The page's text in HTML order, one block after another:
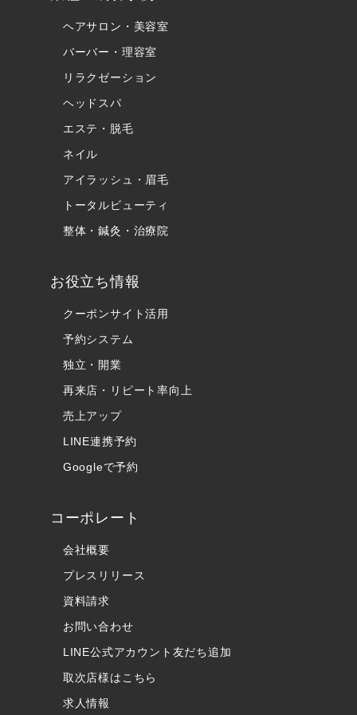
ヘアサロン・美容室
バーバー・理容室
リラクゼーション
ヘッドスパ
エステ・脱毛
ネイル
アイラッシュ・眉毛
トータルビューティ
整体・鍼灸・治療院
お役立ち情報
クーポンサイト活用
予約システム
独立・開業
再来店・リピート率向上
売上アップ
LINE連携予約
Googleで予約
コーポレート
会社概要
プレスリリース
資料請求
お問い合わせ
LINE公式アカウント友だち追加
取次店様はこちら
求人情報